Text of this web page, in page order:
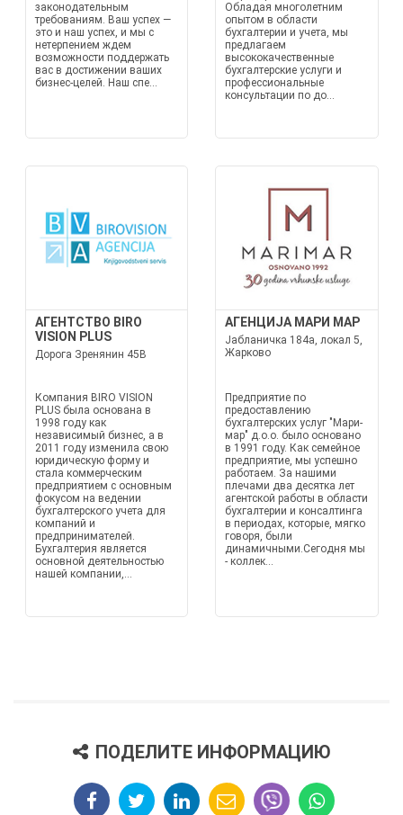
законодательным
требованиям. Ваш успех —
это и наш успех, и мы с
нетерпением ждем
возможности поддержать
вас в достижении ваших
бизнес-целей. Наш спе...
Обладая многолетним
опытом в области
бухгалтерии и учета, мы
предлагаем
высококачественные
бухгалтерские услуги и
профессиональные
консультации по до...
АГЕНТСТВО BIRO
VISION PLUS
Дорога Зренянин 45В
Компания BIRO VISION
PLUS была основана в
1998 году как
независимый бизнес, а в
2011 году изменила свою
юридическую форму и
стала коммерческим
предприятием с основным
фокусом на ведении
бухгалтерского учета для
компаний и
предпринимателей.
Бухгалтерия является
основной деятельностью
нашей компании,...
АГЕНЦИЈА МАРИ МАР
Јабланичка 184а, локал 5,
Жарково
Предприятие по
предоставлению
бухгалтерских услуг "Мари-
мар" д.о.о. было основано
в 1991 году. Как семейное
предприятие, мы успешно
работаем. За нашими
плечами два десятка лет
агентской работы в области
бухгалтерии и консалтинга
в периодах, которые, мягко
говоря, были
динамичными.Сегодня мы
- коллек...
ПОДЕЛИТЕ ИНФОРМАЦИЮ